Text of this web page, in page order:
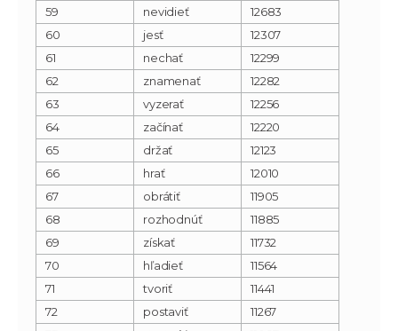
59
nevidieť
12683
60
jesť
12307
61
nechať
12299
62
znamenať
12282
63
vyzerať
12256
64
začínať
12220
65
držať
12123
66
hrať
12010
67
obrátiť
11905
68
rozhodnúť
11885
69
získať
11732
70
hľadieť
11564
71
tvoriť
11441
72
postaviť
11267